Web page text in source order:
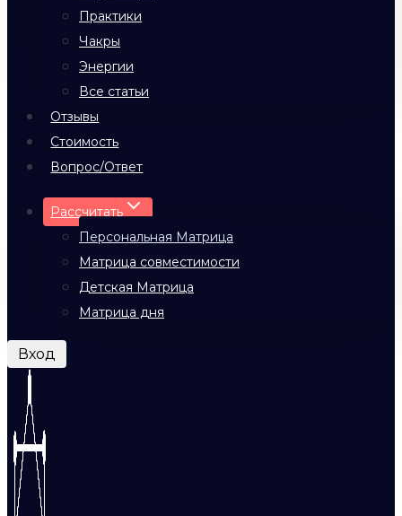
Практики
Чакры
Энергии
Все статьи
Отзывы
Стоимость
Вопрос/Ответ
Рассчитать
Персональная Матрица
Матрица совместимости
Детская Матрица
Матрица дня
Вход